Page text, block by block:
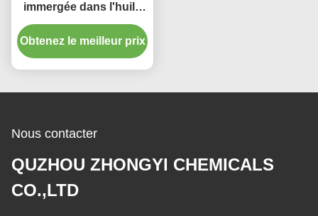
immergée dans l'huile
submersible verte de la
pompe à eau d'égout de
QY solides solubles
Obtenez le meilleur prix
Nous contacter
QUZHOU ZHONGYI CHEMICALS
CO.,LTD